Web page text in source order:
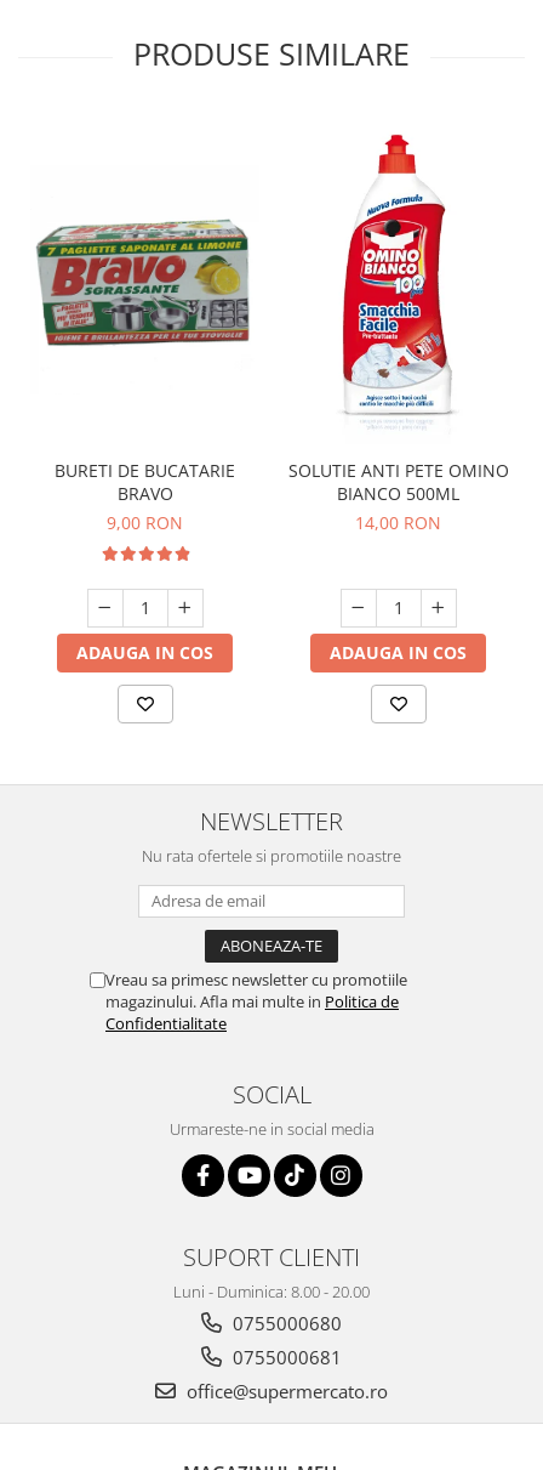
PRODUSE SIMILARE
BURETI DE BUCATARIE
BRAVO
9,00 RON
ADAUGA IN COS
SOLUTIE ANTI PETE OMINO
BIANCO 500ML
14,00 RON
ADAUGA IN COS
NEWSLETTER
Nu rata ofertele si promotiile noastre
Vreau sa primesc newsletter cu promotiile
magazinului. Afla mai multe in Politica de
Confidentialitate
SOCIAL
Urmareste-ne in social media
SUPORT CLIENTI
Luni - Duminica: 8.00 - 20.00
0755000680
0755000681
office@supermercato.ro